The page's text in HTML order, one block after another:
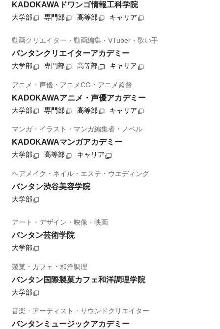
KADOKAWAドワンゴ情報工科学院
大学部 専門部 高等部 キャリア
動画クリエイター・動画編集・VTuber・歌い手
バンタンクリエイターアカデミー
大学部 専門部 高等部 キャリア
アニメ・声優・アニメCG・アニメ監督
KADOKAWAアニメ・声優アカデミー
大学部 専門部 高等部 キャリア
マンガ・イラスト・マンガ編集者・ノベル
KADOKAWAマンガアカデミー
大学部 高等部 キャリア
ヘアメイク・ネイル・エステ・ウエディング
バンタン渋谷美容学院
大学部
アート・デザイン・映像・映画
バンタン芸術学院
大学部
製菓・カフェ・和洋調理
バンタン国際製菓カフェ和洋調理学院
大学部
音楽・アーティスト・サウンドクリエイター
バンタンミュージックアカデミー